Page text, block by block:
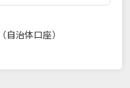
自治体口座）